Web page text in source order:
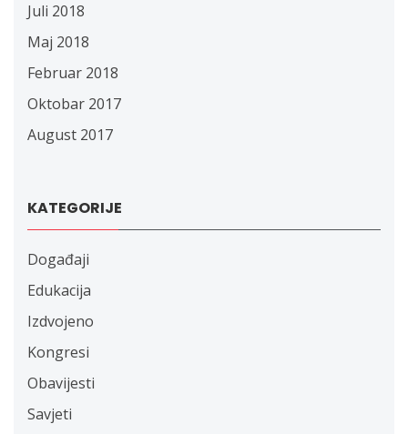
Juli 2018
Maj 2018
Februar 2018
Oktobar 2017
August 2017
KATEGORIJE
Događaji
Edukacija
Izdvojeno
Kongresi
Obavijesti
Savjeti